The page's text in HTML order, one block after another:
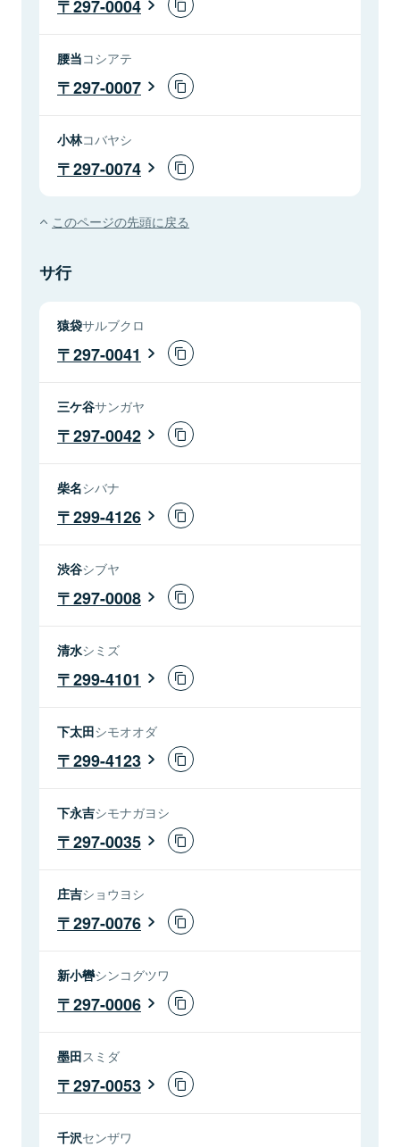
297-0004
腰当コシアテ
297-0007
小林コバヤシ
297-0074
このページの先頭に戻る
サ行
猿袋サルブクロ
297-0041
三ケ谷サンガヤ
297-0042
柴名シバナ
299-4126
渋谷シブヤ
297-0008
清水シミズ
299-4101
下太田シモオオダ
299-4123
下永吉シモナガヨシ
297-0035
庄吉ショウヨシ
297-0076
新小轡シンコグツワ
297-0006
墨田スミダ
297-0053
千沢センザワ